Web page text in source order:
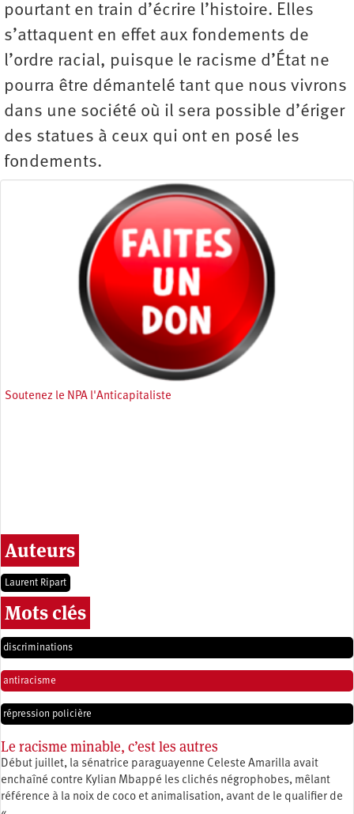
pourtant en train d’écrire l’histoire. Elles
s’attaquent en effet aux fondements de
l’ordre racial, puisque le racisme d’État ne
pourra être démantelé tant que nous vivrons
dans une société où il sera possible d’ériger
des statues à ceux qui ont en posé les
fondements.
Soutenez le NPA l'Anticapitaliste
Auteurs
Laurent Ripart
Mots clés
discriminations
antiracisme
répression policière
Le racisme minable, c’est les autres
Début juillet, la sénatrice paraguayenne Celeste Amarilla avait
enchaîné contre Kylian Mbappé les clichés négrophobes, mêlant
référence à la noix de coco et animalisation, avant de le qualifier de